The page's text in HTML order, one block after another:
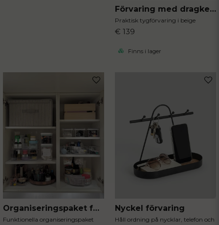
Förvaring med dragkedja
Praktisk tygförvaring i beige
€ 139
Finns i lager
Organiseringspaket för badrummet
Funktionella organiseringspaket
Nyckel förvaring
Håll ordning på nycklar, telefon och